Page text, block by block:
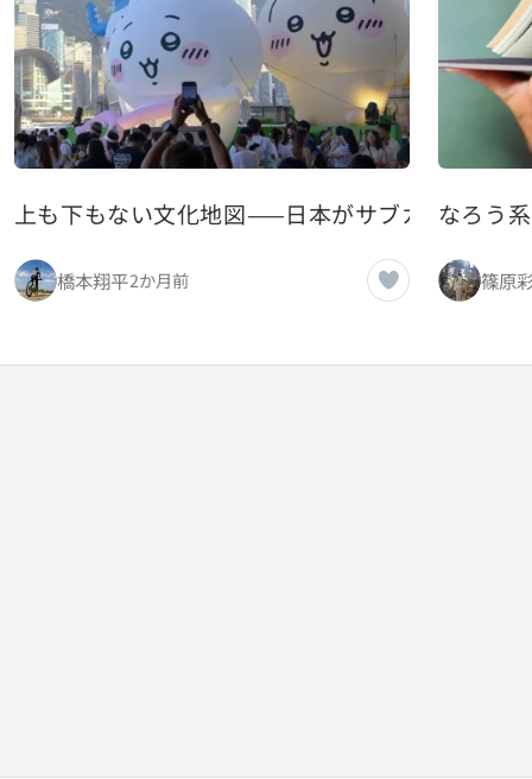
上も下もない文化地図——日本がサブカルとハイ
橋本翔平2か月前
なろう
篠原